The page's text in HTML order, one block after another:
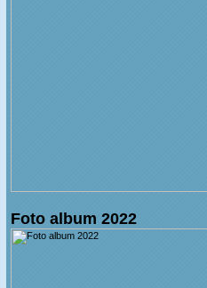
Foto album 2022